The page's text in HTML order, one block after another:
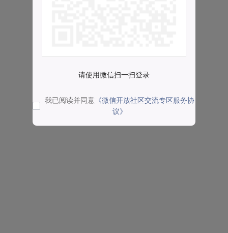
请使用微信扫一扫登录
我已阅读并同意 《微信开放社区交流专区服务协
议》